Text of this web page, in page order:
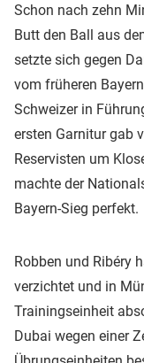
Schon nach zehn
Butt den Ball aus
setzte sich gegen
vom früheren
Schweizer in
ersten Garnitur gab
Reservisten um
machte der
Bayern-Sieg perfekt.
Robben und Ribéry
verzichtet und in
Trainingseinheit
Dubai wegen einer